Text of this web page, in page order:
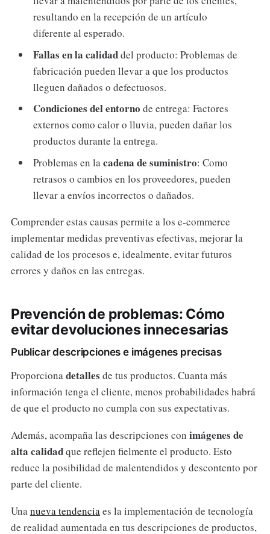
resultando en la recepción de un artículo
diferente al esperado.
Fallas en la calidaddel producto: Problemas de
fabricación pueden llevar a que los productos
lleguen dañados o defectuosos.
Condiciones del entorno de entrega: Factores
externos como calor o lluvia, pueden dañar los
productos durante la entrega.
Problemas en lacadena de suministro: Como
retrasos o cambios en los proveedores, pueden
llevar a envíos incorrectos o dañados.
Comprender estas causas permite a los e-commerce
implementar medidas preventivas efectivas, mejorar la
calidad de los procesos e, idealmente, evitar futuros
errores y daños en las entregas.
Prevención de problemas: Cómo
evitar devoluciones innecesarias
Publicar descripciones e imágenes precisas
Proporcionadetalles de tus productos. Cuanta más
información tenga el cliente, menos probabilidades habrá
de que el producto no cumpla con sus expectativas.
Además, acompaña las descripciones con imágenes de
alta calidadque reflejen fielmente el producto. Esto
reduce la posibilidad de malentendidos y descontento por
parte del cliente.
Unanueva tendenciaes la implementación de tecnología
de realidad aumentada en tus descripciones de productos,